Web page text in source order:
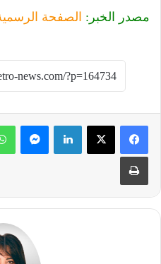
مصدر الخبر: الصفحة
لينكدإن
طباعة